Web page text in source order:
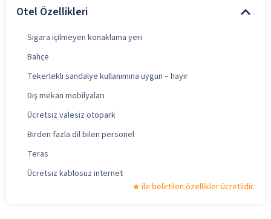
Otel Özellikleri
Sigara içilmeyen konaklama yeri
Bahçe
Tekerlekli sandalye kullanımına uygun – hayır
Dış mekan mobilyaları
Ücretsiz valesiz otopark
Birden fazla dil bilen personel
Teras
Ücretsiz kablosuz internet
ile belirtilen özellikler ücretlidir.